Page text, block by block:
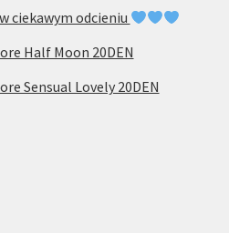
ciekawym odcieniu
Half Moon 20DEN
Sensual Lovely 20DEN